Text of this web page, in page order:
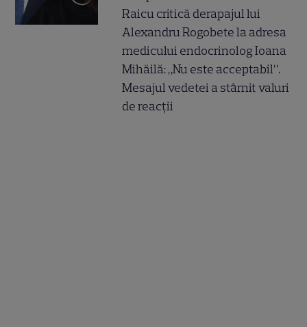
Raicu critică derapajul lui
Alexandru Rogobete la adresa
medicului endocrinolog Ioana
Mihăilă: „Nu este acceptabil”.
Mesajul vedetei a stârnit valuri
de reacții